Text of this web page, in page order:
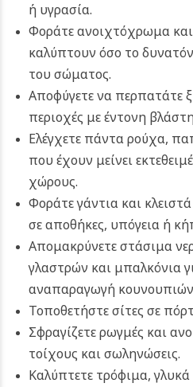
ή υγρασία.
Φοράτε ανοιχτόχρωμα
καλύπτουν όσο το
του σώματος.
Αποφύγετε να περπατάτε
περιοχές με έντονη
Ελέγχετε πάντα ρούχα,
που έχουν μείνει
χώρους.
Φοράτε γάντια και
σε αποθήκες, υπόγεια ή
Απομακρύνετε στάσιμα
γλαστρών και μπαλκόνια
αναπαραγωγή
Τοποθετήστε σίτες σε
Σφραγίζετε ρωγμές και
τοίχους και σωληνώσεις.
Καλύπτετε τρόφιμα,